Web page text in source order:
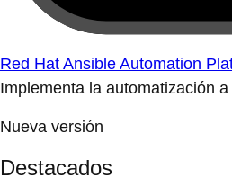
Red Hat Ansible Automation
Implementa la automatización
Nueva versión
Destacados